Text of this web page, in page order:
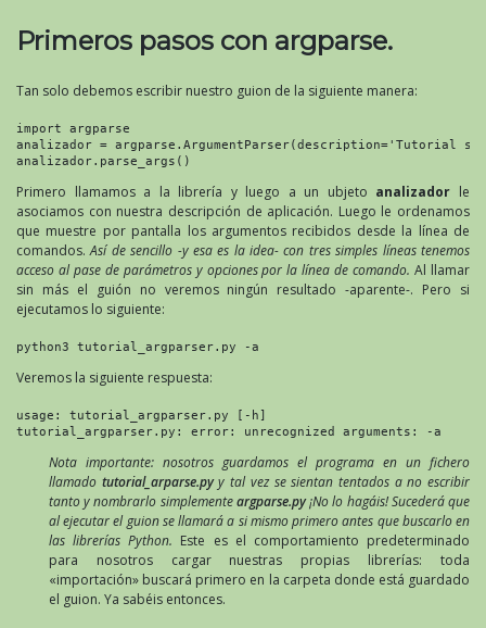
Primeros pasos con argparse.
Tan solo debemos escribir nuestro guion de la siguiente manera:
import argparse
analizador = argparse.ArgumentParser(description='Tutorial
analizador.parse_args()
Primero llamamos a la librería y luego a un ubjeto analizador le
asociamos con nuestra descripción de aplicación. Luego le ordenamos
que muestre por pantalla los argumentos recibidos desde la línea de
comandos. Así de sencillo -y esa es la idea- con tres simples líneas tenemos
acceso al pase de parámetros y opciones por la línea de comando. Al llamar
sin más el guión no veremos ningún resultado -aparente-. Pero si
ejecutamos lo siguiente:
python3 tutorial_argparser.py -a
Veremos la siguiente respuesta:
usage: tutorial_argparser.py [-h]
tutorial_argparser.py: error: unrecognized arguments: -a
Nota importante: nosotros guardamos el programa en un fichero
llamado tutorial_arparse.pyy tal vez se sientan tentados a no escribir
tanto y nombrarlo simplementeargparse.py¡No lo hagáis! Sucederá que
al ejecutar el guion se llamará a si mismo primero antes que buscarlo en
las librerías Python. Este es el comportamiento predeterminado
para nosotros cargar nuestras propias librerías: toda
«importación» buscará primero en la carpeta donde está guardado
el guion. Ya sabéis entonces.